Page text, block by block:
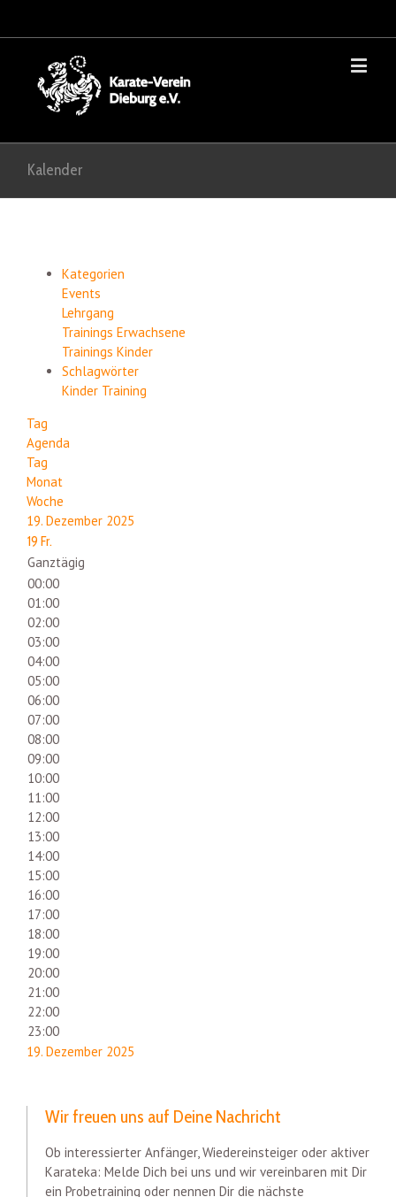
Kalender
Kategorien
Events
Lehrgang
Trainings Erwachsene
Trainings Kinder
Schlagwörter
Kinder Training
Tag
Agenda
Tag
Monat
Woche
19. Dezember 2025
19 Fr.
Ganztägig
00:00
01:00
02:00
03:00
04:00
05:00
06:00
07:00
08:00
09:00
10:00
11:00
12:00
13:00
14:00
15:00
16:00
17:00
18:00
19:00
20:00
21:00
22:00
23:00
19. Dezember 2025
Wir freuen uns auf Deine Nachricht
Ob interessierter Anfänger, Wiedereinsteiger oder aktiver
Karateka: Melde Dich bei uns und wir vereinbaren mit Dir
ein Probetraining oder nennen Dir die nächste